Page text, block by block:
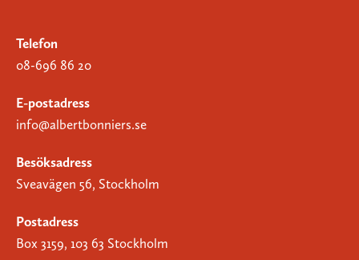
Telefon
08-696 86 20
E-postadress
info@albertbonniers.se
Besöksadress
Sveavägen 56, Stockholm
Postadress
Box 3159, 103 63 Stockholm